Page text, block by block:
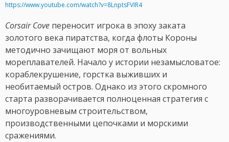
https://www.youtube.com/watch?v=8LnptsFVIR4
Corsair Cove переносит игрока в эпоху заката
золотого века пиратства, когда флоты Короны
методично зачищают моря от вольных
мореплавателей. Начало у истории незамысловатое:
кораблекрушение, горстка выживших и
необитаемый остров. Однако из этого скромного
старта разворачивается полноценная стратегия с
многоуровневым строительством,
производственными цепочками и морскими
сражениями.